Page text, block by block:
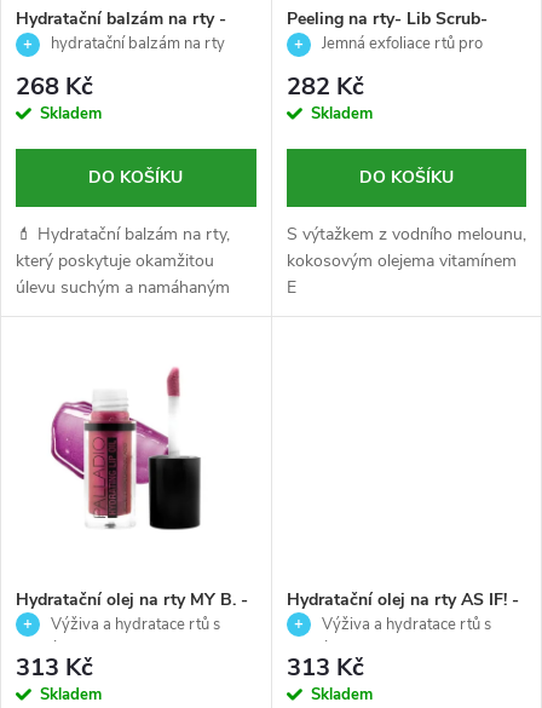
p
r
o
d
u
p
r
d
u
Hydratační balzám na rty -
Fukt - Björk -15ml
hydratační balzám na rty
268 Kč
Skladem
DO KOŠÍKU
💄 Hydratační balzám na rty,
který poskytuje okamžitou
úlevu suchým a namáhaným
rtům.
Peeling na rty- Lib Scrub-
Palladio - 3g
Jemná exfoliace rtů pro
282 Kč
Skladem
DO KOŠÍKU
S výtažkem z vodního melounu,
kokosovým olejema vitamínem
E
Hydratační olej na rty MY B. -
Palladio - 4,2ml
Výživa a hydratace rtů s
313 Kč
Skladem
Hydratační olej na rty AS IF! -
Palladio - 4,2ml
Výživa a hydratace rtů s
313 Kč
Skladem